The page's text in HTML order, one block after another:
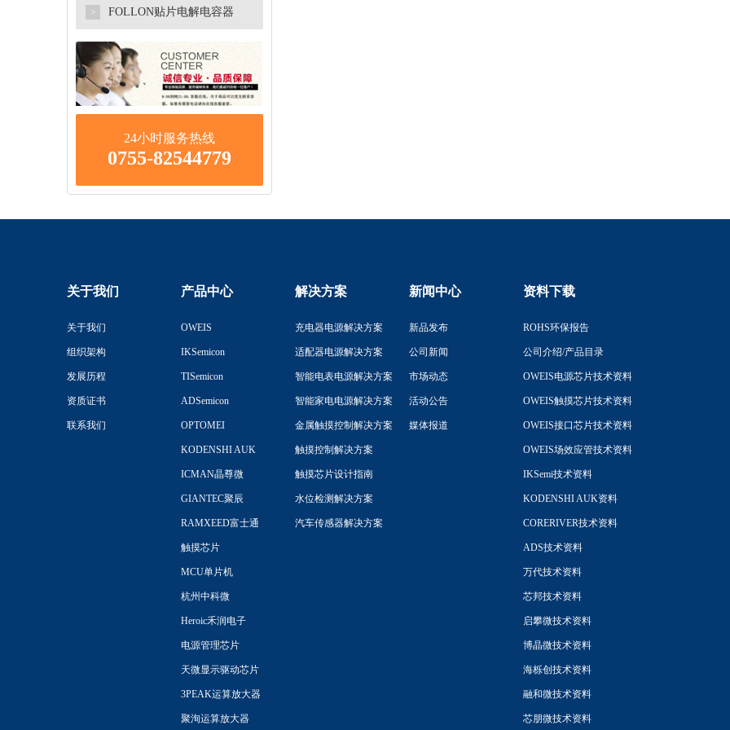
> FOLLON贴片电解电容器
24小时服务热线
0755-82544779
关于我们
关于我们
组织架构
发展历程
资质证书
联系我们
产品中心
OWEIS
IKSemicon
TISemicon
ADSemicon
OPTOMEI
KODENSHI AUK
ICMAN晶尊微
GIANTEC聚辰
RAMXEED富士通
触摸芯片
MCU单片机
杭州中科微
Heroic禾润电子
电源管理芯片
天微显示驱动芯片
3PEAK运算放大器
聚洵运算放大器
解决方案
充电器电源解决方案
适配器电源解决方案
智能电表电源解决方案
智能家电电源解决方案
金属触摸控制解决方案
触摸控制解决方案
触摸芯片设计指南
水位检测解决方案
汽车传感器解决方案
新闻中心
新品发布
公司新闻
市场动态
活动公告
媒体报道
资料下载
ROHS环保报告
公司介绍/产品目录
OWEIS电源芯片技术资料
OWEIS触摸芯片技术资料
OWEIS接口芯片技术资料
OWEIS场效应管技术资料
IKSemi技术资料
KODENSHI AUK资料
CORERIVER技术资料
ADS技术资料
万代技术资料
芯邦技术资料
启攀微技术资料
博晶微技术资料
海栎创技术资料
融和微技术资料
芯朋微技术资料